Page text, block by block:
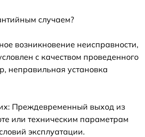
случаем?
возникновение неисправности,
с качеством проведенного
неправильная установка
Преждевременный выход из
или техническим параметрам
эксплуатации.